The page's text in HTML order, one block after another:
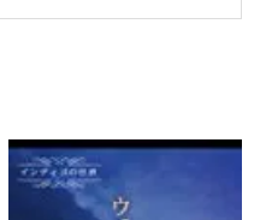
ートでは、井上円了哲学塾の第
て「哲学カフェ＠神保町」の世
降は「なごテツ」のオンライン